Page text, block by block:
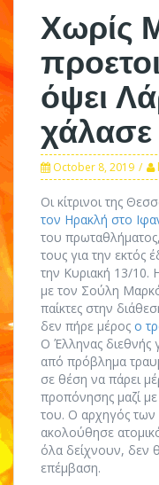
Χωρίς
όψει
October 8, 2019
Οι κίτρινοι της
τον Ηρακλή στο
του
τους για την εκτός
την Κυριακή 13/10.
με τον Σούλη
παίκτες στην
δεν πήρε μέρος ο
Ο Έλληνας διεθνής
από πρόβλημα
σε θέση να πάρει
προπόνησης μαζί
του. Ο αρχηγός των
ακολούθησε
όλα δείχνουν, δεν
επέμβαση.